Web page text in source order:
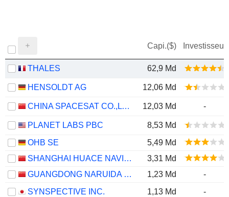
Capi.($) Investisseur
THALES 62,9 Md
HENSOLDT AG 12,06 Md
CHINA SPACESAT CO.,LTD. 12,03 Md -
PLANET LABS PBC
8,53 Md
OHB SE
5,49 Md
SHANGHAI HUACE NAVIGATION TECHNOLOGY LTD
3,31 Md
GUANGDONG NARUIDA TECHNOLOGY CO., LTD.
1,23 Md
-
SYNSPECTIVE INC.
1,13 Md
-